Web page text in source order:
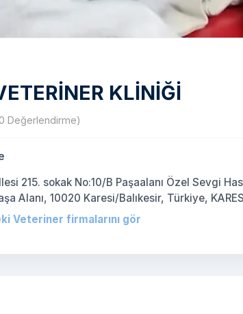
KLİNİĞİ
Değerlendirme)
215. sokak No:10/B Paşaalanı Özel Sevgi
Alanı, 10020 Karesi/Balıkesir, Türkiye,
Veteriner firmalarını gör